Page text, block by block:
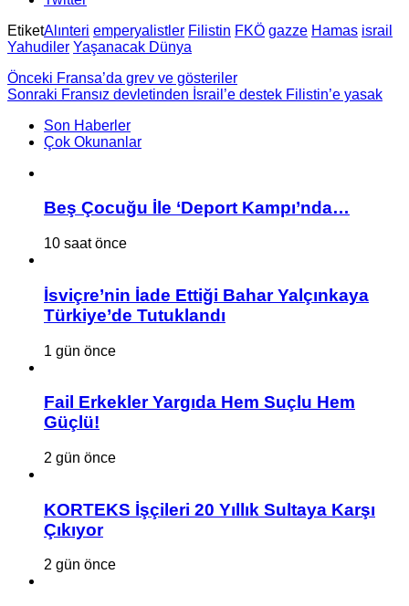
EtiketAlınteri emperyalistler Filistin FKÖ gazze Hamas israil
Yahudiler Yaşanacak Dünya
Önceki Fransa’da grev ve gösteriler
Sonraki Fransız devletinden İsrail’e destek Filistin’e yasak
Son Haberler
Çok Okunanlar
Beş Çocuğu İle ‘Deport Kampı’nda…
10 saat önce
İsviçre’nin İade Ettiği Bahar Yalçınkaya
Türkiye’de Tutuklandı
1 gün önce
Fail Erkekler Yargıda Hem Suçlu Hem
Güçlü!
2 gün önce
KORTEKS İşçileri 20 Yıllık Sultaya Karşı
Çıkıyor
2 gün önce